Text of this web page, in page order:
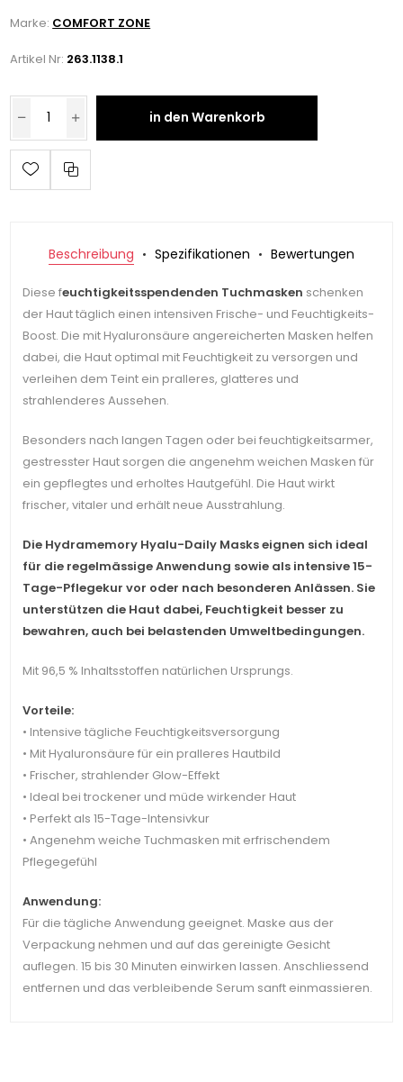
Marke: COMFORT ZONE
Artikel Nr: 263.1138.1
in den Warenkorb
Beschreibung Spezifikationen Bewertungen
Diese feuchtigkeitsspendenden Tuchmasken schenken
der Haut täglich einen intensiven Frische- und Feuchtigkeits-
Boost. Die mit Hyaluronsäure angereicherten Masken helfen
dabei, die Haut optimal mit Feuchtigkeit zu versorgen und
verleihen dem Teint ein pralleres, glatteres und
strahlenderes Aussehen.
Besonders nach langen Tagen oder bei feuchtigkeitsarmer,
gestresster Haut sorgen die angenehm weichen Masken für
ein gepflegtes und erholtes Hautgefühl. Die Haut wirkt
frischer, vitaler und erhält neue Ausstrahlung.
Die Hydramemory Hyalu-Daily Masks eignen sich ideal
für die regelmässige Anwendung sowie als intensive 15-
Tage-Pflegekur vor oder nach besonderen Anlässen. Sie
unterstützen die Haut dabei, Feuchtigkeit besser zu
bewahren, auch bei belastenden Umweltbedingungen.
Mit 96,5 % Inhaltsstoffen natürlichen Ursprungs.
Vorteile:
• Intensive tägliche Feuchtigkeitsversorgung
• Mit Hyaluronsäure für ein pralleres Hautbild
• Frischer, strahlender Glow-Effekt
• Ideal bei trockener und müde wirkender Haut
• Perfekt als 15-Tage-Intensivkur
• Angenehm weiche Tuchmasken mit erfrischendem
Pflegegefühl
Anwendung:
Für die tägliche Anwendung geeignet. Maske aus der
Verpackung nehmen und auf das gereinigte Gesicht
auflegen. 15 bis 30 Minuten einwirken lassen. Anschliessend
entfernen und das verbleibende Serum sanft einmassieren.